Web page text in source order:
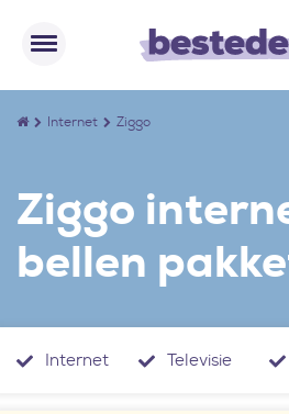
Internet Ziggo
Ziggo
bellen
Internet Televisie